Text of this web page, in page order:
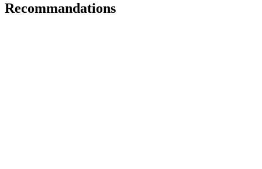
Recommandations